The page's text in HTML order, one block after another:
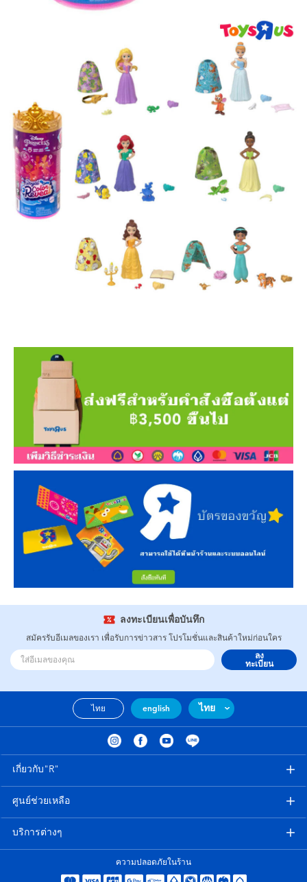
ลงทะเบียนเพื่อบันทึก
สมัครรับอีเมลของเรา เพื่อรับการข่าวสาร โปรโมชั่นและสินค้าใหม่ก่อนใคร
ลง
ทะเบียน
ไทย english ไทย
เกี่ยวกับ"R"
ศูนย์ช่วยเหลือ
บริการต่างๆ
ความปลอดภัยในร้าน